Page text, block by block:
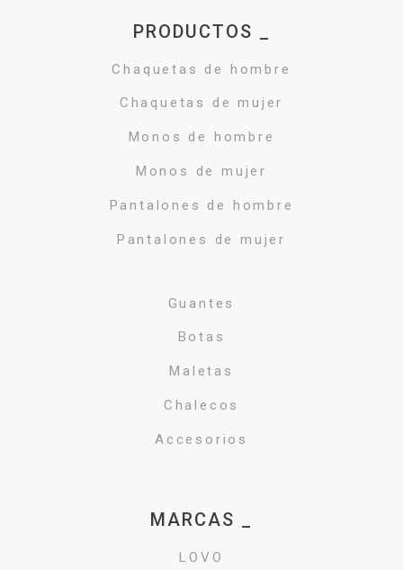
PRODUCTOS _
Chaquetas de hombre
Chaquetas de mujer
Monos de hombre
Monos de mujer
Pantalones de hombre
Pantalones de mujer
Guantes
Botas
Maletas
Chalecos
Accesorios
MARCAS _
LOVO